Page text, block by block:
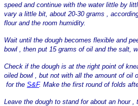
speed and continue with the water little by
vary a little bit, about 20-30 grams ,
flour and the room humidity.
Wait until the dough becomes flexible and
bowl , then put 15 grams of oil and the salt,
Check if the dough is at the right point of
oiled bowl , but not with all the amount of oil
for the S&F. Make the first round of folds
Leave the dough to stand for about an hour ,